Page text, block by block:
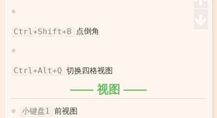
Ctrl+Shift+B 点倒角
Ctrl+Alt+Q 切换四格视图
视图
小键盘1 前视图